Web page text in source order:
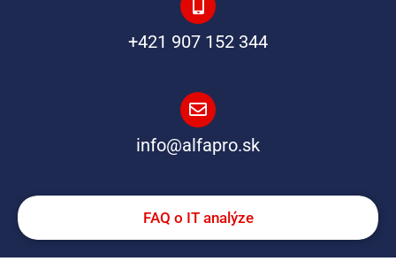
+421 907 152 344
info@alfapro.sk
FAQ o IT analýze